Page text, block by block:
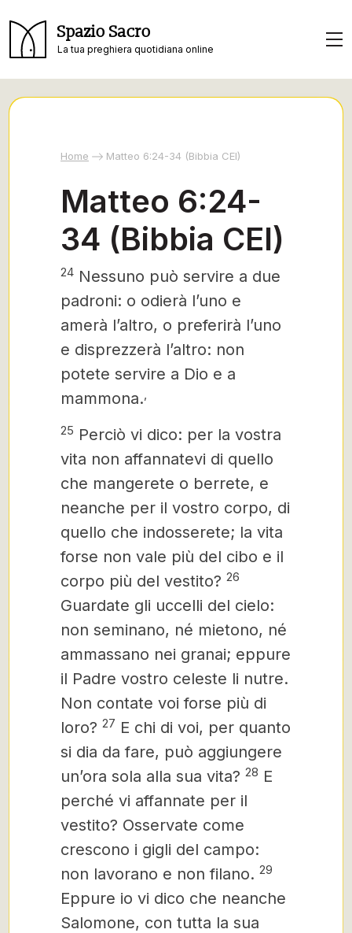
Spazio Sacro
La tua preghiera quotidiana online
Home Matteo 6:24-34 (Bibbia CEI)
Matteo 6:24-
34 (Bibbia CEI)
24 Nessuno può servire a due
padroni: o odierà l’uno e
amerà l’altro, o preferirà l’uno
e disprezzerà l’altro: non
potete servire a Dio e a
mammona.
25 Perciò vi dico: per la vostra
vita non affannatevi di quello
che mangerete o berrete, e
neanche per il vostro corpo, di
quello che indosserete; la vita
forse non vale più del cibo e il
corpo più del vestito? 26
Guardate gli uccelli del cielo:
non seminano, né mietono, né
ammassano nei granai; eppure
il Padre vostro celeste li nutre.
Non contate voi forse più di
loro? 27 E chi di voi, per quanto
si dia da fare, può aggiungere
un’ora sola alla sua vita? 28 E
perché vi affannate per il
vestito? Osservate come
crescono i gigli del campo:
non lavorano e non filano. 29
Eppure io vi dico che neanche
Salomone, con tutta la sua